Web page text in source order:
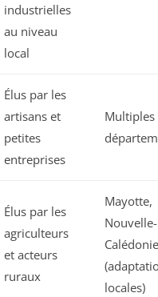
industrielles
au niveau
local
Élus par les
artisans et
petites
entreprises
Multiples
Élus par les
agriculteurs
et acteurs
ruraux
Mayotte,
Nouvelle-
Calédonie
locales)